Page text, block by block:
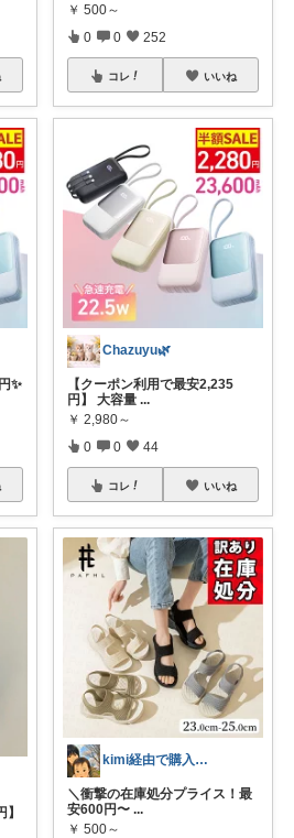
✨
￥ 500～
0 0 252
コレ いいね
Chazuyu🌿
【クーポン利用で最安2,235
円】 大容量 ...
￥ 2,980～
0 0 44
コレ いいね
kimi経由で購入ありがとうです✨
​＼衝撃の在庫処分プライス！最
安600円〜 ...
￥ 500～